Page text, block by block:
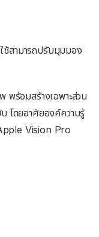
ช้สามารถปรับมุมมอง
พร้อมสร้างเฉพาะส่วน
โดยอาศัยองค์ความรู้
Vision Pro